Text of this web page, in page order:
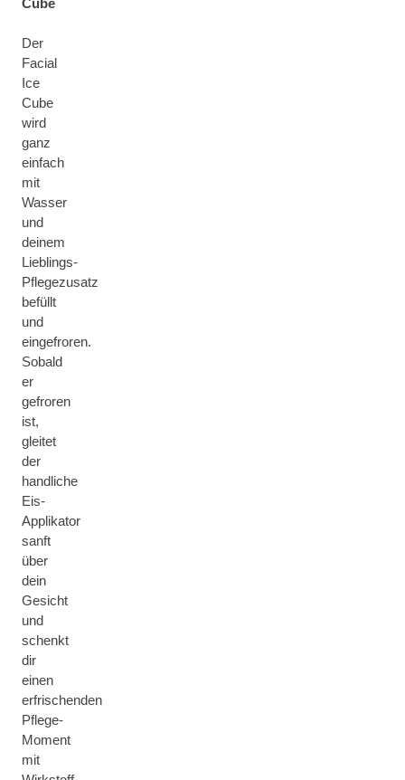
Cube
Der
Facial
Ice
Cube
wird
ganz
einfach
mit
Wasser
und
deinem
Lieblings-
Pflegezusatz
befüllt
und
eingefroren.
Sobald
er
gefroren
ist,
gleitet
der
handliche
Eis-
Applikator
sanft
über
dein
Gesicht
und
schenkt
dir
einen
erfrischenden
Pflege-
Moment
mit